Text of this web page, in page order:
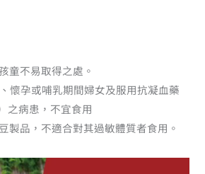
童不易取得之處。
懷孕或哺乳期間婦女及服用抗凝血藥
之病患，不宜食用
製品，不適合對其過敏體質者食用。